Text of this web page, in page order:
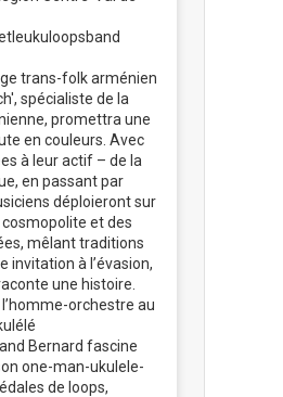
trans-folk arménien
spécialiste de la
promettra une
en couleurs. Avec
à leur actif – de la
en passant par
déploieront sur
et des
mêlant traditions
invitation à l’évasion,
une histoire.
orchestre au
Bernard fascine
one-man-ukulele-
de loops,